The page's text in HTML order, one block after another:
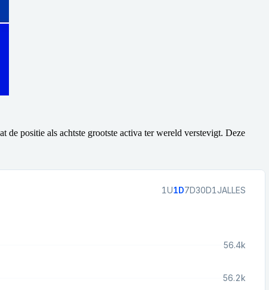
positie als achtste grootste activa ter wereld verstevigt. Deze